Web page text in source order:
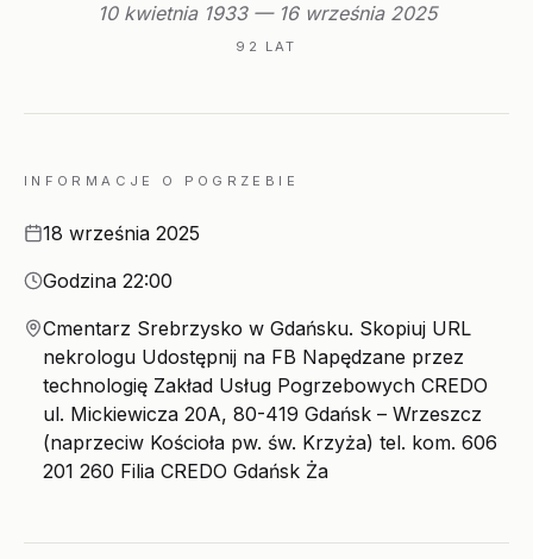
10 kwietnia 1933 — 16 września 2025
92 LAT
INFORMACJE O POGRZEBIE
Data18 września 2025
Godzina
Godzina 22:00
Miejsce
Cmentarz Srebrzysko w Gdańsku. Skopiuj URL
nekrologu Udostępnij na FB Napędzane przez
technologię Zakład Usług Pogrzebowych CREDO
ul. Mickiewicza 20A, 80-419 Gdańsk – Wrzeszcz
(naprzeciw Kościoła pw. św. Krzyża) tel. kom. 606
201 260 Filia CREDO Gdańsk Ża